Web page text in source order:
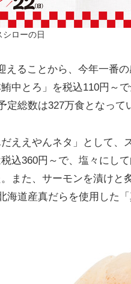
ローの日
ることから、今年一番
中とろ」を税込110円～
定総数は327万食となって
ええやんネタ」として、
税込360円～で、塩々にし
また、サーモンを漬け
海道産真だらを使用した